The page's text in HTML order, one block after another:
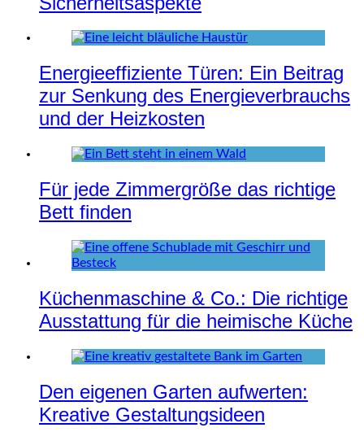
Energieeffiziente Türen: Ein Beitrag
zur Senkung des Energieverbrauchs
und der Heizkosten
Für jede Zimmergröße das richtige
Bett finden
Küchenmaschine & Co.: Die richtige
Ausstattung für die heimische Küche
Den eigenen Garten aufwerten:
Kreative Gestaltungsideen